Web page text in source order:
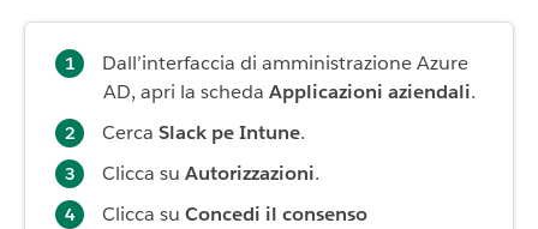
Dall’interfaccia di amministrazione Azure
AD, apri la scheda Applicazioni aziendali.
Cerca Slack pe Intune.
Clicca su Autorizzazioni.
Clicca su Concedi il consenso